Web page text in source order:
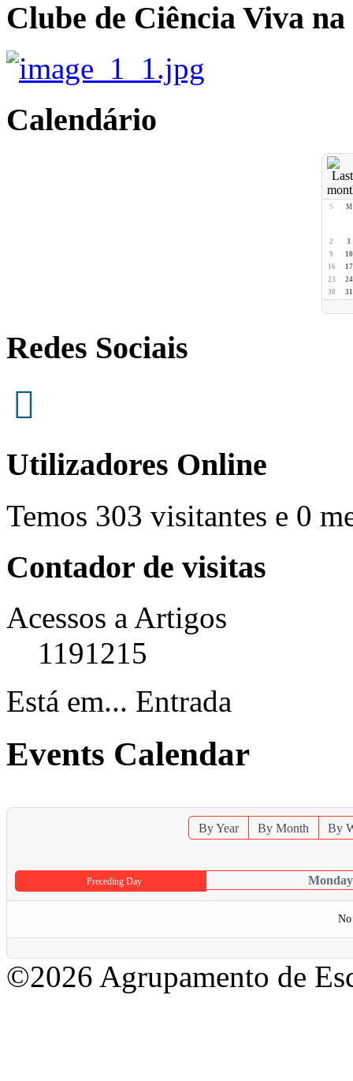
Clube de Ciência Viva
Calendário
S M
2
3
9
10
16
17
23
24
30
31
Redes Sociais
Utilizadores Online
Temos 303 visitantes e 0
Contador de visitas
Acessos a Artigos
1191215
Está em... Entrada
Events Calendar
By Year By Month By
Preceding Day
No
©2026 Agrupamento de